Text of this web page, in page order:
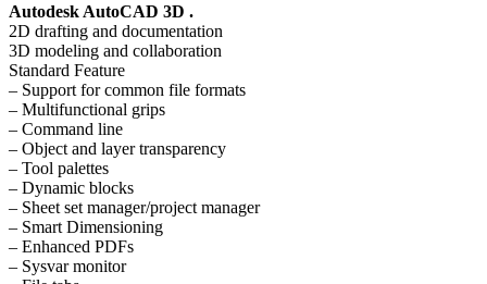
Autodesk AutoCAD 3D .
2D drafting and documentation
3D modeling and collaboration
Standard Feature
– Support for common file formats
– Multifunctional grips
– Command line
– Object and layer transparency
– Tool palettes
– Dynamic blocks
– Sheet set manager/project manager
– Smart Dimensioning
– Enhanced PDFs
– Sysvar monitor